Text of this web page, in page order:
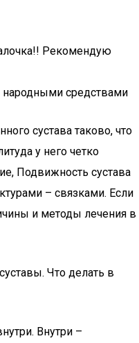
Рекомендую
народными средствами
сустава таково, что
у него четко
Подвижность сустава
– связками. Если
и методы лечения в
Что делать в
Внутри –